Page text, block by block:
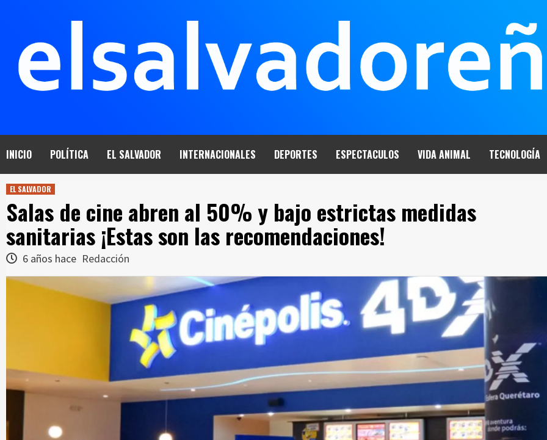
INICIO POLÍTICA EL SALVADOR INTERNACIONALES DEPORTES ESPECTACULOS VIDA ANIMAL TECNOLOGÍA
EL SALVADOR
Salas de cine abren al 50% y bajo estrictas medidas
sanitarias ¡Estas son las recomendaciones!
6 años hace Redacción